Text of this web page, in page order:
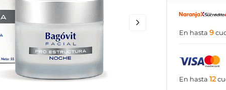
En hasta 9
En hasta 12